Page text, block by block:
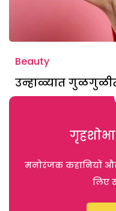
Beauty
उन्हाळ्यात
मनोरंजक कहानियों
लिए